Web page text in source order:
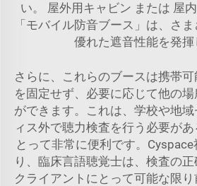
い。 屋外用キャビン または 屋
「モバイル防音ブース」は、さ
優れた遮音性能を発揮
さらに、これらのブースは携帯
を固定せず、必要に応じて他の
ができます。これは、学校や地
ィス外で聴力検査を行う必要が
とって非常に便利です。
り、臨床言語聴覚士は、検査の正
クライアントにとって可能な限